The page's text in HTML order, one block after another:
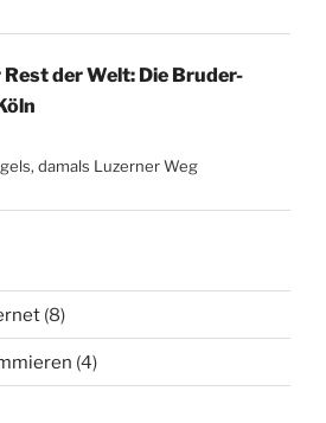
Rest der Welt: Die Bruder-
damals Luzerner Weg
(8)
(4)